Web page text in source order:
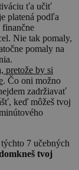
ťa učiť
platená podľa
finančne
Nie tak pomaly,
pomaly na
pretože by si
. Čo oni možno
zadržiavať
keď môžeš tvoj
7 učebných
tvoj